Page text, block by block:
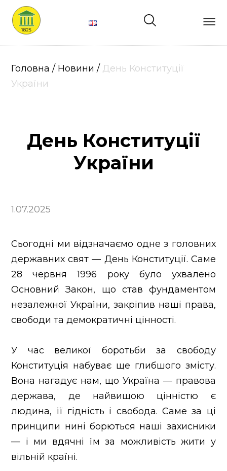
Головна
нас
Структура
Новини
Головна / Новини / День Конституції
України
День Конституції
України
1.07.2025
Сьогодні ми відзначаємо одне з головних
державних свят — День Конституції. Саме
28 червня 1996 року було ухвалено
Основний Закон, що став фундаментом
незалежної України, закріпив наші права,
свободи та демократичні цінності.
У час великої боротьби за свободу
Конституція набуває ще глибшого змісту.
Вона нагадує нам, що Україна — правова
держава, де найвищою цінністю є
людина, її гідність і свобода. Саме за ці
принципи нині борються наші захисники
— і ми вдячні їм за можливість жити у
вільній країні.